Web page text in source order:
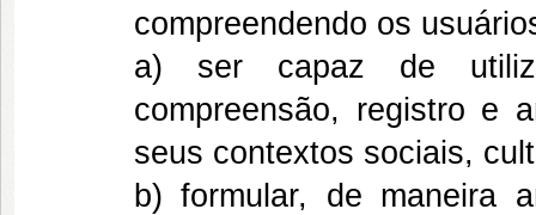
compreendendo os
a) ser capaz de
compreensão, registro e
seus contextos sociais,
b) formular, de maneira